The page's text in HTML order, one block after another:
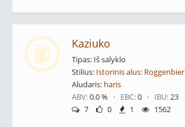
Kaziuko
Tipas: Iš salyklo
Stilius: Istorinis alus: Roggenbier
Aludaris: haris
ABV:0.0 % · EBC:0 · IBU:23
7
0 1 1562